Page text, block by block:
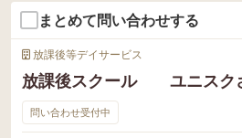
まとめて問い合わせする
放課後等デイサービス
放課後スクール ユニスク
問い合わせ受付中